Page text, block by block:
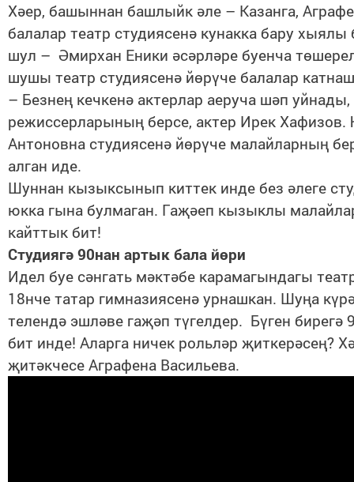
Хәер, башыннан башлыйк әле – Казанга,
балалар театр студиясенә кунакка бару
шул – Әмирхан Еники әсәрләре буенча
шушы театр студиясенә йөрүче балалар
– Безнең кечкенә актерлар аеруча шәп
режиссерларының берсе, актер Ирек Хафизов.
Антоновна студиясенә йөрүче малайларның
алган иде.
Шуннан кызыксынып киттек инде без әлеге
юкка гына булмаган. Гаҗәеп кызыклы
кайттык бит!
Студиягә 90нан артык бала йөри
Идел буе сәнгать мәктәбе карамагындагы
18нче татар гимназиясенә урнашкан. Шуңа
телендә эшләве гаҗәп түгелдер. Бүген бирегә
бит инде! Аларга ничек рольләр җиткерәсең?
җитәкчесе Аграфена Васильева.